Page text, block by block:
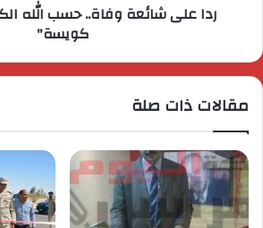
ردا على شائعة وفاة.. حسب الله
كويسة"
مقالات ذات صلة